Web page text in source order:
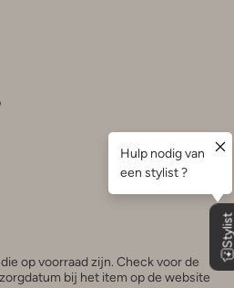
op voorraad zijn. Check voor de
bij het item op de website